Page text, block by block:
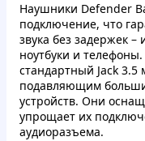
Наушники Defender
подключение, что
звука без задержек –
ноутбуки и
стандартный Jack
подавляющим
устройств. Они
упрощает их
аудиоразъема.